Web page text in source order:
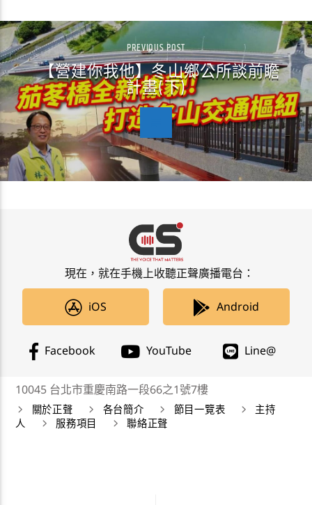
PREVIOUS POST
【營建你我他】冬山鄉公所談前瞻
計畫(下)
現在，就在手機上收聽正聲廣播電台：
iOS Android
Facebook YouTube Line@
10045 台北市重慶南路一段66之1號7樓
關於正聲
各台簡介 節目一覽表
主持
人
服務項目 聯絡正聲